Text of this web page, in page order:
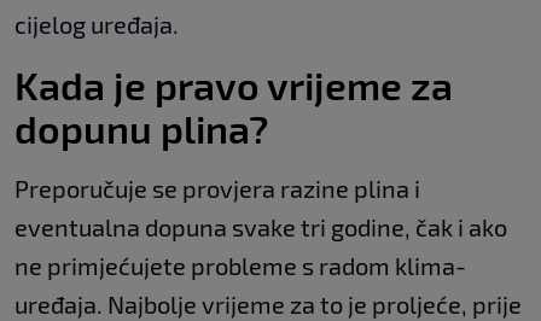
cijelog uređaja.
Kada je pravo vrijeme za
dopunu plina?
Preporučuje se provjera razine plina i
eventualna dopuna svake tri godine, čak i ako
ne primjećujete probleme s radom klima-
uređaja. Najbolje vrijeme za to je proljeće, prije